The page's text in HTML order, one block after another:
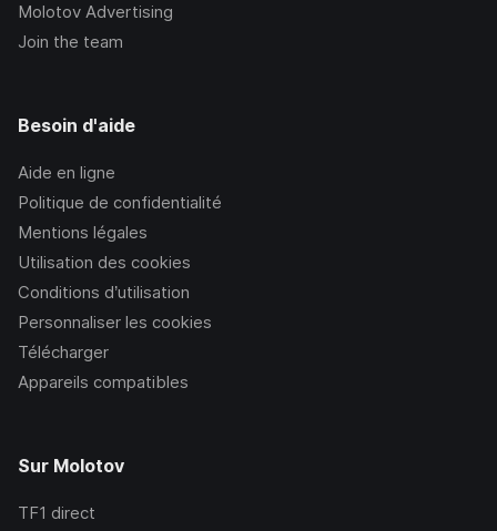
Molotov Advertising
Join the team
Besoin d'aide
Aide en ligne
Politique de confidentialité
Mentions légales
Utilisation des cookies
Conditions d’utilisation
Personnaliser les cookies
Télécharger
Appareils compatibles
Sur Molotov
TF1 direct